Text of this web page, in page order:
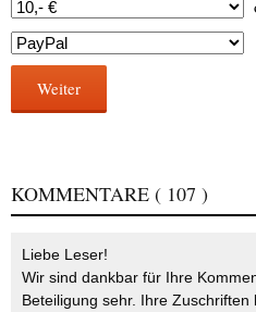
Weiter
KOMMENTARE ( 107 )
Liebe Leser!
Wir sind dankbar für Ihre
Beteiligung sehr. Ihre